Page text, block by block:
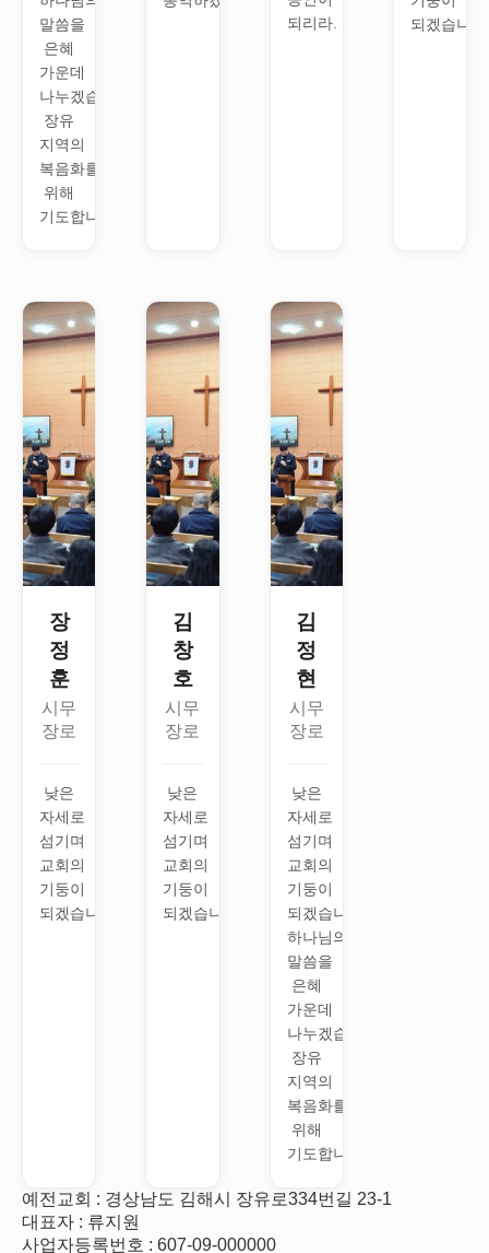
말씀을
은혜
가운데
나누겠습니다.
장유
지역의
복음화를
위해
기도합니다
되리라.
되겠습니
장
정
훈
시무
장로
낮은
자세로
섬기며
교회의
기둥이
되겠습니다.
김
창
호
시무
장로
낮은
자세로
섬기며
교회의
기둥이
되겠습니다.
김
정
현
시무
장로
낮은
자세로
섬기며
교회의
기둥이
되겠습니다.,
하나님의
말씀을
은혜
가운데
나누겠습니다.
장유
지역의
복음화를
위해
기도합니다.
예전교회 : 경상남도 김해시 장유로334번길 23-1
대표자 : 류지원
사업자등록번호 : 607-09-000000